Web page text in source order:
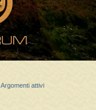
Argomenti attivi